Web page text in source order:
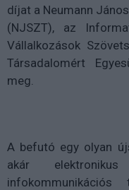
díjat a Neumann
(NJSZT), az
Vállalkozások
Társadalomért
meg.
A befutó egy olyan
akár